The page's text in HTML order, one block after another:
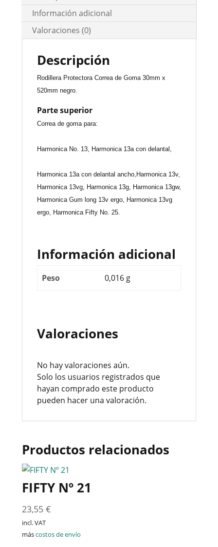
Información adicional
Valoraciones (0)
Descripción
Rodillera Protectora Correa de Goma 30mm x
520mm negro.
Parte superior
Correa de goma para:
Harmonica No. 13, Harmonica 13a con delantal,
Harmonica 13a con delantal ancho,Harmonica 13v,
Harmonica 13vg, Harmonica 13g, Harmonica 13gw,
Harmonica Gum long 13v ergo, Harmonica 13vg
ergo, Harmonica Fifty No. 25.
Información adicional
Peso 0,016 g
Valoraciones
No hay valoraciones aún.
Solo los usuarios registrados que
hayan comprado este producto
pueden hacer una valoración.
Productos relacionados
FIFTY Nº 21
23,55 €
incl. VAT
máscostos de envío